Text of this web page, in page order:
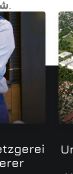
شبه الجزيرة العربية.